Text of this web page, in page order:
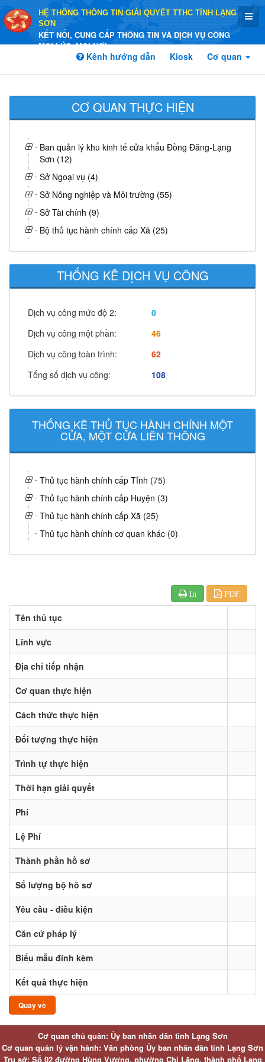
HỆ THỐNG THÔNG TIN GIẢI QUYẾT TTHC TỈNH LẠNG
SƠN
KẾT NỐI, CUNG CẤP THÔNG TIN VÀ DỊCH VỤ CÔNG
MỌI LÚC, MỌI NƠI
Kênh hướng dẫn Kiosk Cơ quan
CƠ QUAN THỰC HIỆN
Ban quản lý khu kinh tế cửa khẩu Đồng Đăng-Lạng
Sơn (12)
Sở Ngoại vụ (4)
Sở Nông nghiệp và Môi trường (55)
Sở Tài chính (9)
Bộ thủ tục hành chính cấp Xã (25)
THỐNG KÊ DỊCH VỤ CÔNG
Dịch vụ công mức độ 2:
0
Dịch vụ công một phần:
46
Dịch vụ công toàn trình:
62
Tổng số dịch vụ công:
108
THỐNG KÊ THỦ TỤC HÀNH CHÍNH MỘT
CỬA, MỘT CỬA LIÊN THÔNG
Thủ tục hành chính cấp Tỉnh (75)
Thủ tục hành chính cấp Huyện (3)
Thủ tục hành chính cấp Xã (25)
Thủ tục hành chính cơ quan khác (0)
In PDF
Tên thủ tục
Lĩnh vực
Địa chỉ tiếp nhận
Cơ quan thực hiện
Cách thức thực hiện
Đối tượng thực hiện
Trình tự thực hiện
Thời hạn giải quyết
Phí
Lệ Phí
Thành phần hồ sơ
Số lượng bộ hồ sơ
Yêu cầu - điều kiện
Căn cứ pháp lý
Biểu mẫu đính kèm
Kết quả thực hiện
Quay về
Cơ quan chủ quản: Ủy ban nhân dân tỉnh Lạng Sơn
Cơ quan quản lý vận hành: Văn phòng Ủy ban nhân dân tỉnh Lạng Sơn
Trụ sở: Số 02 đường Hùng Vương, phường Chi Lăng, thành phố Lạng